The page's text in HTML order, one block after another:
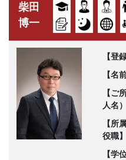
柴田
博一
【登
【名前
【ご
人名）
【所
役職】
【学